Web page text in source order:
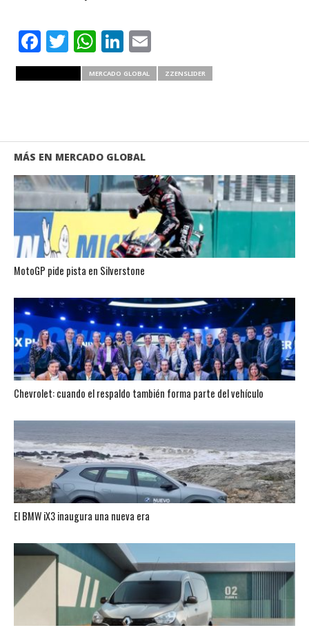
Facebook
Twitter
WhatsApp
LinkedIn
Email
MERCADO GLOBAL ZZENSLIDER
MÁS EN MERCADO GLOBAL
MotoGP pide pista en Silverstone
Chevrolet: cuando el respaldo también forma parte del vehículo
El BMW iX3 inaugura una nueva era